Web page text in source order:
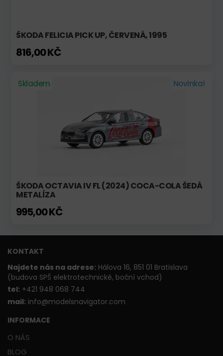
ŠKODA FELICIA PICK UP, ČERVENÁ, 1995
816,00 KČ
Skladem Novinka!
ŠKODA OCTAVIA IV FL (2024) COCA-COLA ŠEDÁ
METALÍZA
995,00 KČ
KONTAKT
Najdete nás na adrese: Hálova 16, 851 01 Bratislava
(budova SPŠ elektrotechnické, boční vchod)
tel: +421 948 068 744
mail: info@modelsnavigator.com
INFORMACE
O NÁS
BLOG